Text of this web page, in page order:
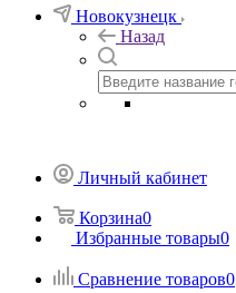
Новокузнецк
Назад
Личный кабинет
Корзина0
Избранные товары0
Сравнение товаров0